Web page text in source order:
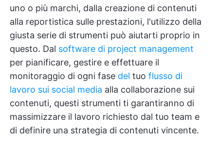
uno o più marchi, dalla creazione di contenuti
alla reportistica sulle prestazioni, l'utilizzo della
giusta serie di strumenti può aiutarti proprio in
questo. Dal software di project management
per pianificare, gestire e effettuare il
monitoraggio di ogni fase del tuo flusso di
lavoro sui social media alla collaborazione sui
contenuti, questi strumenti ti garantiranno di
massimizzare il lavoro richiesto dal tuo team e
di definire una strategia di contenuti vincente.